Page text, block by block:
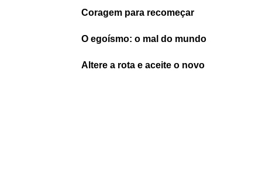
Coragem para recomeçar
O egoísmo: o mal do mundo
Altere a rota e aceite o novo